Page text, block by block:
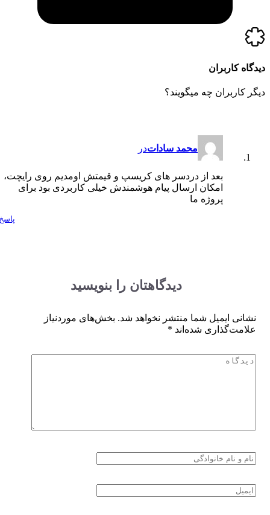
کاربران
کاربران چه میگویند؟
محمد ساداتدر
بعد از دردسر های کریسپ و قیمتش اومدیم روی رایچت،
امکان ارسال پیام هوشمندش خیلی کاربردی بود برای
پروژه ما
دیدگاهتان را بنویسید
ایمیل شما منتشر نخواهد شد. بخش‌های موردنیاز
شده‌اند*